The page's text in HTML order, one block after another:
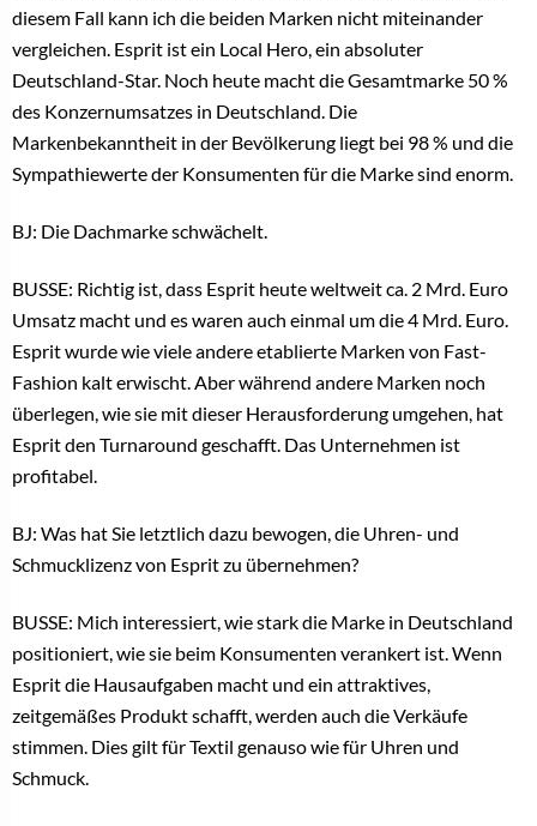
diesem Fall kann ich die beiden Marken nicht miteinander
vergleichen. Esprit ist ein Local Hero, ein absoluter
Deutschland-Star. Noch heute macht die Gesamtmarke 50 %
des Konzernumsatzes in Deutschland. Die
Markenbekanntheit in der Bevölkerung liegt bei 98 % und die
Sympathiewerte der Konsumenten für die Marke sind enorm.
BJ: Die Dachmarke schwächelt.
BUSSE: Richtig ist, dass Esprit heute weltweit ca. 2 Mrd. Euro
Umsatz macht und es waren auch einmal um die 4 Mrd. Euro.
Esprit wurde wie viele andere etablierte Marken von Fast-
Fashion kalt erwischt. Aber während andere Marken noch
überlegen, wie sie mit dieser Herausforderung umgehen, hat
Esprit den Turnaround geschafft. Das Unternehmen ist
profitabel.
BJ: Was hat Sie letztlich dazu bewogen, die Uhren- und
Schmucklizenz von Esprit zu übernehmen?
BUSSE: Mich interessiert, wie stark die Marke in Deutschland
positioniert, wie sie beim Konsumenten verankert ist. Wenn
Esprit die Hausaufgaben macht und ein attraktives,
zeitgemäßes Produkt schafft, werden auch die Verkäufe
stimmen. Dies gilt für Textil genauso wie für Uhren und
Schmuck.